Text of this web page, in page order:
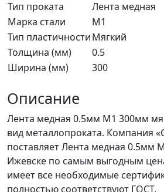
Тип проката
Лента медная
Марка стали
М1
Тип пластичностиМягкий
Толщина (мм)
0.5
Ширина (мм)
300
Описание
Лента медная 0.5мм М1 300мм
вид металлопроката. Компания
поставляет Лента медная 0.5мм
Ижевске по самым выгодным
имеет все необходимые
полностью соответствуют ГОСТ.